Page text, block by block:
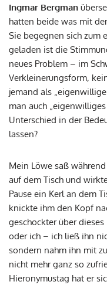
Ingmar Bergman
hatten beide was mit
Sie begegnen sich zum
geladen ist die
neues Problem – im
Verkleinerungsform,
jemand als
man auch
Unterschied in der
lassen?
Mein Löwe saß
auf dem Tisch und
Pause ein Kerl an dem
knickte ihm den Kopf
geschockter über
oder ich – ich ließ ihn
sondern nahm ihn mit
nicht mehr ganz so
Hieronymustag hat er